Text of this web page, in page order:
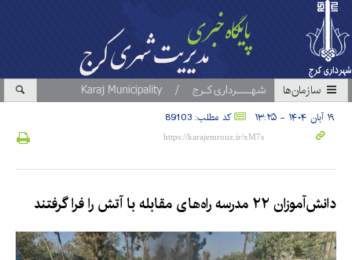
سازمان‎ها
۱۹ آبان ۱۴۰۴ - ۱۳:۲۵ کد مطلب: 89103
دانش‌آموزان ۲۲ مدرسه راه‌های مقابله با آتش را فرا گرفتند